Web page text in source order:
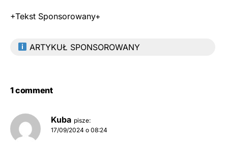
+Tekst Sponsorowany+
ARTYKUŁ SPONSOROWANY
1 comment
Kuba pisze:
17/09/2024 o 08:24